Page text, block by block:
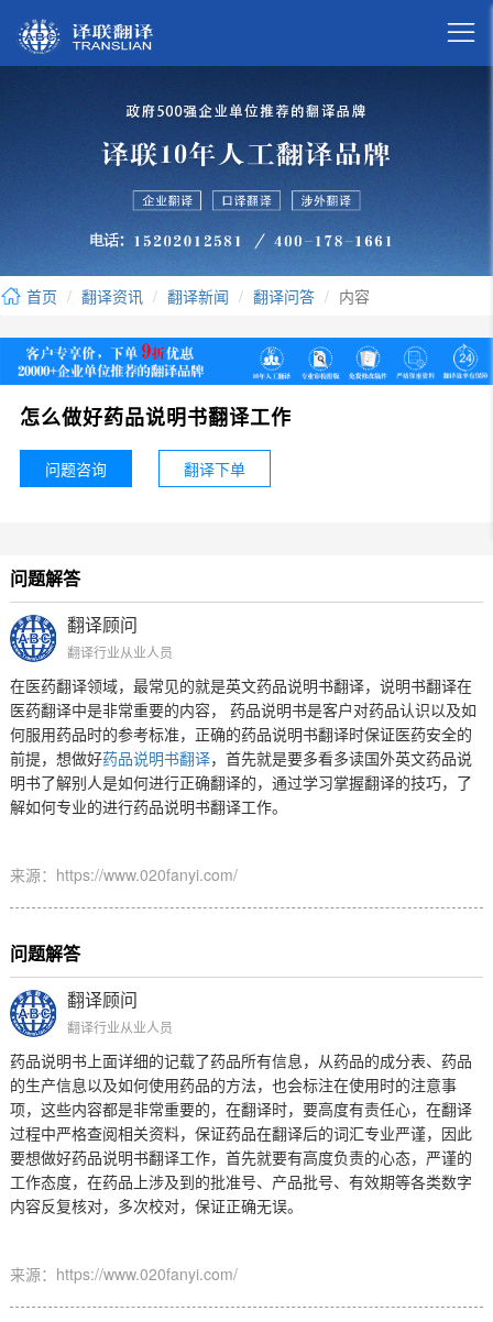

首页 翻译资讯 翻译新闻 翻译问答 内容
怎么做好药品说明书翻译工作
问题咨询 翻译下单
问题解答
翻译顾问
翻译行业从业人员
在医药翻译领域，最常见的就是英文药品说明书翻译，说明书翻译在
医药翻译中是非常重要的内容，
药品说明书是客户对药品认识以及如
何服用药品时的参考标准，正确的药品说明书翻译时保证医药安全的
前提，想做好药品说明书翻译，首先就是要多看多读国外英文药品说
明书了解别人是如何进行正确翻译的，通过学习掌握翻译的技巧，了
解如何专业的进行药品说明书翻译工作。
来源：https://www.020fanyi.com/
问题解答
翻译顾问
翻译行业从业人员
药品说明书上面详细的记载了药品所有信息，从药品的成分表、药品
的生产信息以及如何使用药品的方法，也会标注在使用时的注意事
项，这些内容都是非常重要的，在翻译时，要高度有责任心，在翻译
过程中严格查阅相关资料，保证药品在翻译后的词汇专业严谨，因此
要想做好药品说明书翻译工作，首先就要有高度负责的心态，严谨的
工作态度，在药品上涉及到的批准号、产品批号、有效期等各类数字
内容反复核对，多次校对，保证正确无误。
来源：https://www.020fanyi.com/